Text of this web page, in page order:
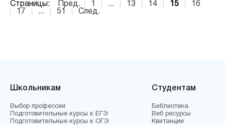
Страницы: Пред. 1 ... 13 14 15
16
17
... 51 След.
Школьникам
Выбор профессии
Подготовительные курсы к ЕГЭ
Подготовительные курсы к ОГЭ
Студентам
Библиотека
Веб ресурсы
Квитанции